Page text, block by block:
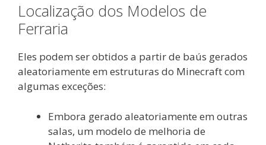
Localização dos Modelos de
Ferraria
Eles podem ser obtidos a partir de baús gerados
aleatoriamente em estruturas do Minecraft com
algumas exceções:
Embora gerado aleatoriamente em outras
salas, um modelo de melhoria de